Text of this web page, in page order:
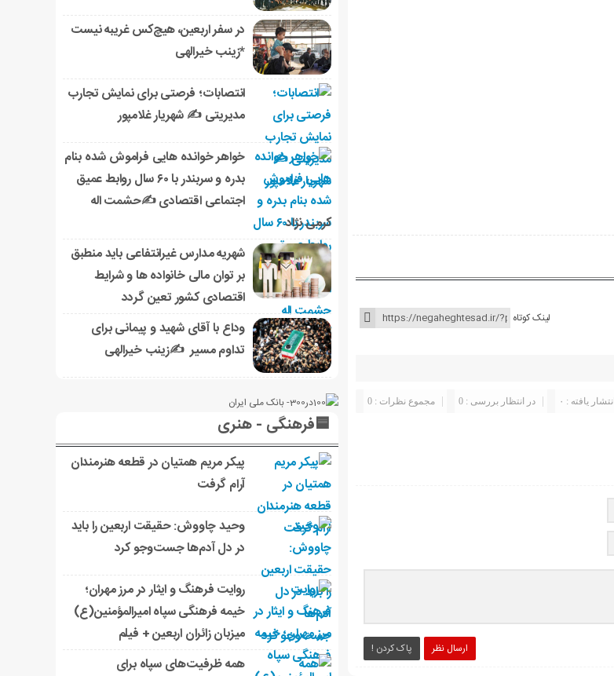
لینک کوتاه
مجموع نظرات : 0 در انتظار بررسی : 0 انتشار یافته : ۰
ارسال نظر پاک کردن !
در سفر اربعین، هیچ‌کس غریبه نیست
*زینب خیرالهی
انتصابات؛ فرصتی برای نمایش تجارب
مدیریتی ✍ شهریار غلامپور
خواهر خوانده هایی فراموش شده بنام
بدره و سربندر با ۶۰ سال روابط عمیق
اجتماعی اقتصادی ✍حشمت اله
کرمی نژاد
شهریه مدارس غیرانتفاعی باید منطبق
بر توان مالی خانواده ها و شرایط
اقتصادی کشور تعین گردد
وداع با آقای شهید و پیمانی برای
تداوم مسیر ✍زینب خیرالهی
🟦فرهنگی - هنری
پیکر مریم همتیان در قطعه هنرمندان
آرام گرفت
وحید چاووش: حقیقت اربعین را باید
در دل آدم‌ها جست‌وجو کرد
روایت فرهنگ و ایثار در مرز مهران؛
خیمه فرهنگی سپاه امیرالمؤمنین(ع)
میزبان زائران اربعین + فیلم
همه ظرفیت‌های سپاه برای